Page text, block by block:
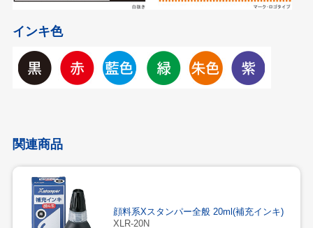
インキ色
関連商品
顔料系Xスタンパー全般 20ml(補充インキ)
XLR-20N